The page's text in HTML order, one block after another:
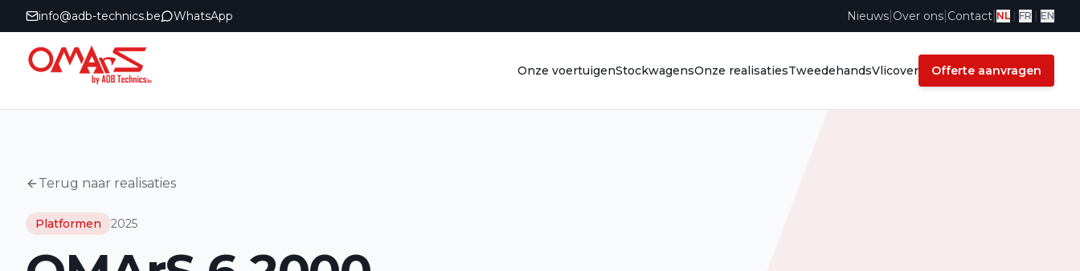
info@adb-technics.be WhatsApp Nieuws Over ons Contact NL FR EN
Onze voertuigenStockwagensOnze realisatiesTweedehandsVlicover Offerte aanvragen
Terug naar realisaties
Platformen 2025